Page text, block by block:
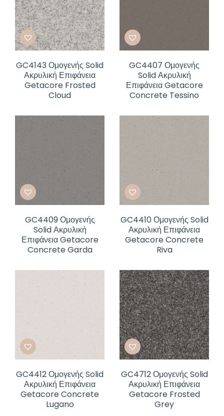
GC4143 Ομογενής Solid
Ακρυλική Επιφάνεια
Getacore Frosted
Cloud
GC4407 Ομογενής
Solid Ακρυλική
Επιφάνεια Getacore
Concrete Tessino
GC4409 Ομογενής
Solid Ακρυλική
Επιφάνεια Getacore
Concrete Garda
GC4410 Ομογενής Solid
Ακρυλική Επιφάνεια
Getacore Concrete
Riva
GC4412 Ομογενής Solid
Ακρυλική Επιφάνεια
Getacore Concrete
Lugano
GC4712 Ομογενής Solid
Ακρυλική Επιφάνεια
Getacore Frosted
Grey